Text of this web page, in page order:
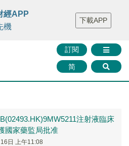
FINMETA 財華證券 媒體矩陣
智庫沙龍
聯絡我們
訂閱
简
經APP
機
下載APP
注射液臨床
國家藥監局批准
日 上午11:08